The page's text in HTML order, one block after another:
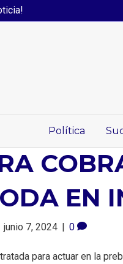
Política
EN
junio 7, 2024 0
para actuar en la